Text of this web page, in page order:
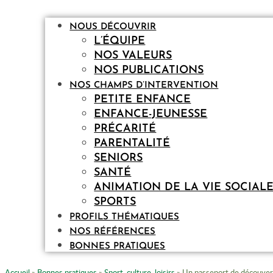
NOUS DÉCOUVRIR
L’ÉQUIPE
NOS VALEURS
NOS PUBLICATIONS
NOS CHAMPS D’INTERVENTION
PETITE ENFANCE
ENFANCE-JEUNESSE
PRÉCARITÉ
PARENTALITÉ
SENIORS
SANTÉ
ANIMATION DE LA VIE SOCIALE
SPORTS
PROFILS THÉMATIQUES
NOS RÉFÉRENCES
BONNES PRATIQUES